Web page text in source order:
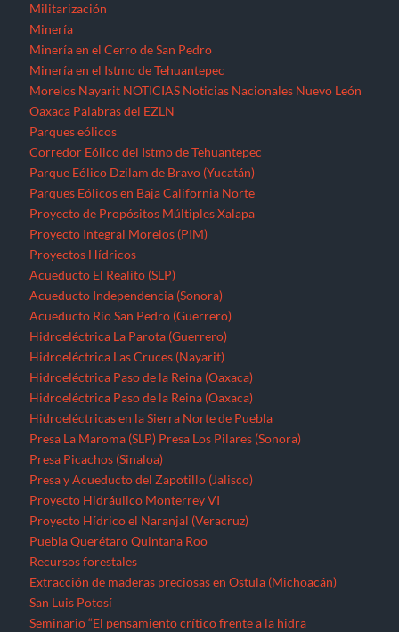
Militarización
Minería
Minería en el Cerro de San Pedro
Minería en el Istmo de Tehuantepec
Morelos Nayarit NOTICIAS Noticias Nacionales Nuevo León
Oaxaca Palabras del EZLN
Parques eólicos
Corredor Eólico del Istmo de Tehuantepec
Parque Eólico Dzilam de Bravo (Yucatán)
Parques Eólicos en Baja California Norte
Proyecto de Propósitos Múltiples Xalapa
Proyecto Integral Morelos (PIM)
Proyectos Hídricos
Acueducto El Realito (SLP)
Acueducto Independencia (Sonora)
Acueducto Río San Pedro (Guerrero)
Hidroeléctrica La Parota (Guerrero)
Hidroeléctrica Las Cruces (Nayarit)
Hidroeléctrica Paso de la Reina (Oaxaca)
Hidroeléctrica Paso de la Reina (Oaxaca)
Hidroeléctricas en la Sierra Norte de Puebla
Presa La Maroma (SLP) Presa Los Pilares (Sonora)
Presa Picachos (Sinaloa)
Presa y Acueducto del Zapotillo (Jalisco)
Proyecto Hidráulico Monterrey VI
Proyecto Hídrico el Naranjal (Veracruz)
Puebla Querétaro Quintana Roo
Recursos forestales
Extracción de maderas preciosas en Ostula (Michoacán)
San Luis Potosí
Seminario “El pensamiento crítico frente a la hidra